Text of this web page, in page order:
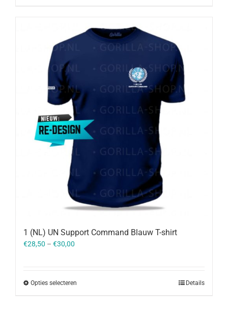
1 (NL) UN Support Command Blauw T-shirt
€28,50 – €30,00
Opties selecteren Details